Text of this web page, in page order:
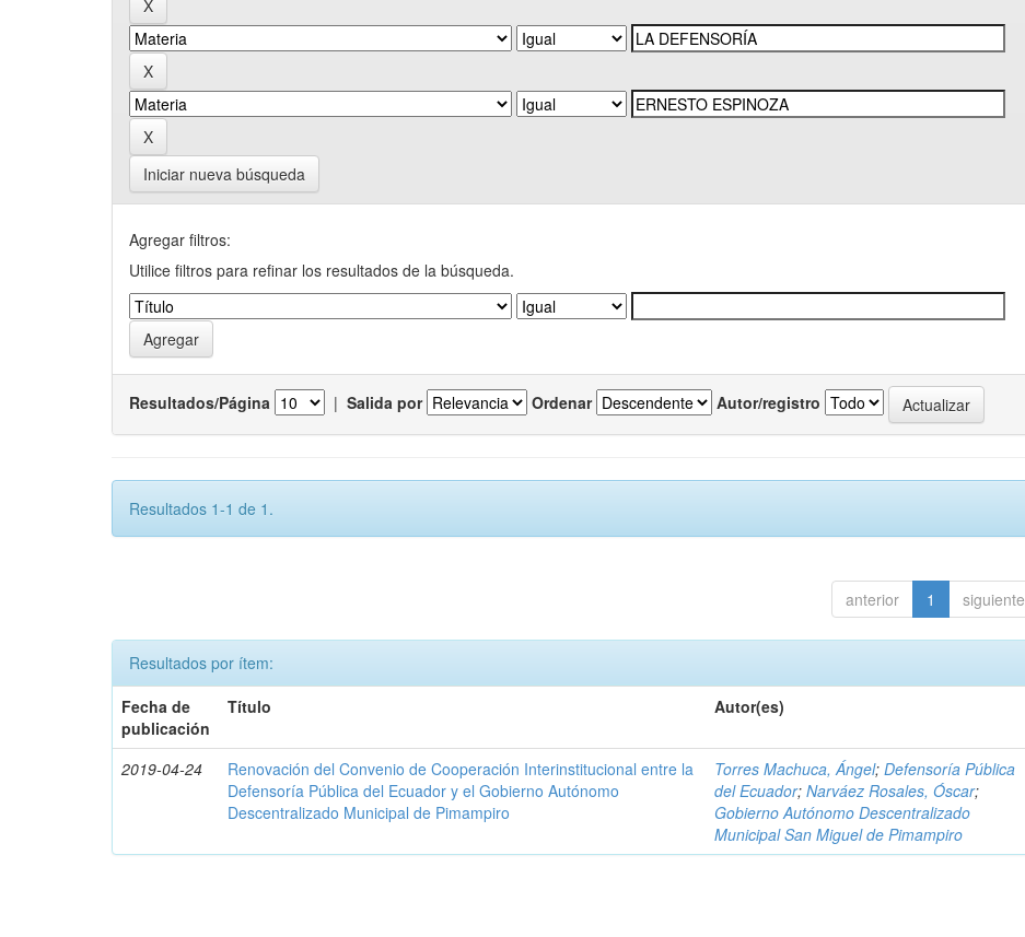
Iniciar nueva búsqueda
Agregar filtros:
Utilice filtros para refinar los resultados de la búsqueda.
Resultados/Página | Salida por Ordenar Autor/registro
Resultados 1-1 de 1.
anterior 1 siguiente
Resultados por ítem:
Fecha de
publicación
Título Autor(es)
2019-04-24
Renovación del Convenio de Cooperación Interinstitucional entre la
Defensoría Pública del Ecuador y el Gobierno Autónomo
Descentralizado Municipal de Pimampiro
Torres Machuca, Ángel;Defensoría Pública
del Ecuador;Narváez Rosales, Óscar;
Gobierno Autónomo Descentralizado
Municipal San Miguel de Pimampiro